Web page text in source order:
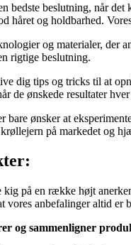
bedste beslutning, når
håret og holdbarhed.
og materialer, der
rigtige beslutning.
dig tips og tricks til at
de ønskede resultater
bare ønsker at
på markedet og
på en række højt
vores anbefalinger altid
og sammenligner